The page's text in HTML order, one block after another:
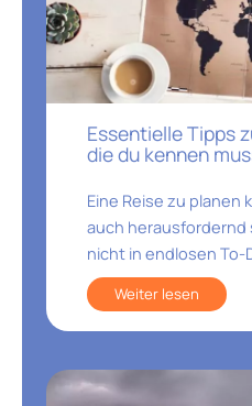
Essentielle Tipps
die du kennen
Eine Reise zu planen
auch herausfordernd
nicht in endlosen To-
Weiter lesen